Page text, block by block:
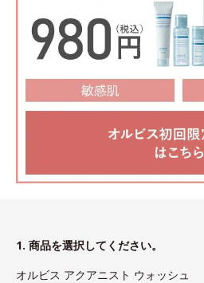
1. 商品を選択してください。
オルビス アクアニスト ウォッシュ